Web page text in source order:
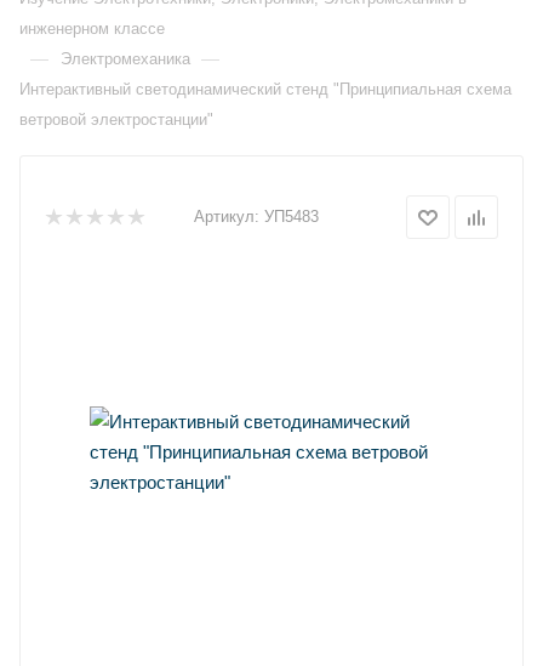
инженерном классе
— Электромеханика —
Интерактивный светодинамический стенд "Принципиальная схема
ветровой электростанции"
Артикул: УП5483